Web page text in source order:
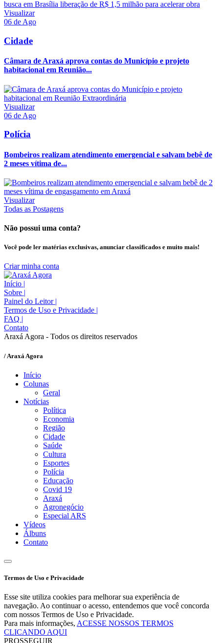
Visualizar
06 de Ago
Cidade
Câmara de Araxá aprova contas do Município e projeto
habitacional em Reunião...
Visualizar
06 de Ago
Polícia
Bombeiros realizam atendimento emergencial e salvam bebê de
2 meses vítima de...
Visualizar
Todas as Postagens
Não possui uma conta?
Você pode ler matérias exclusivas, anunciar classificados e muito mais!
Criar minha conta
Início |
Sobre |
Painel do Leitor |
Termos de Uso e Privacidade |
FAQ |
Contato
Araxá Agora - Todos os direitos reservados
/ Araxá Agora
Início
Colunas
Geral
Notícias
Política
Economia
Região
Cidade
Saúde
Cultura
Esportes
Polícia
Educação
Covid 19
Araxá
Agronegócio
Especial ARS
Vídeos
Álbuns
Contato
Termos de Uso e Privacidade
Esse site utiliza cookies para melhorar sua experiência de
navegação. Ao continuar o acesso, entendemos que você concorda
com nossos Termos de Uso e Privacidade.
Para mais informações, ACESSE NOSSOS TERMOS
CLICANDO AQUI
PROSSEGUIR